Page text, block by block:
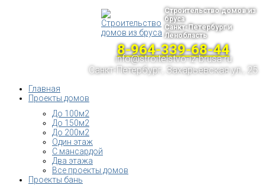
Строительство домов из
бруса
Санкт-Петербург и
Ленобласть
8-964-339-68-44
info@stroitelstvo-iz-brusa.ru
Санкт-Петербург, Захарьевская ул., 25
Главная
Проекты домов
До 100м2
До 150м2
До 200м2
Один этаж
С мансардой
Два этажа
Все проекты домов
Проекты бань